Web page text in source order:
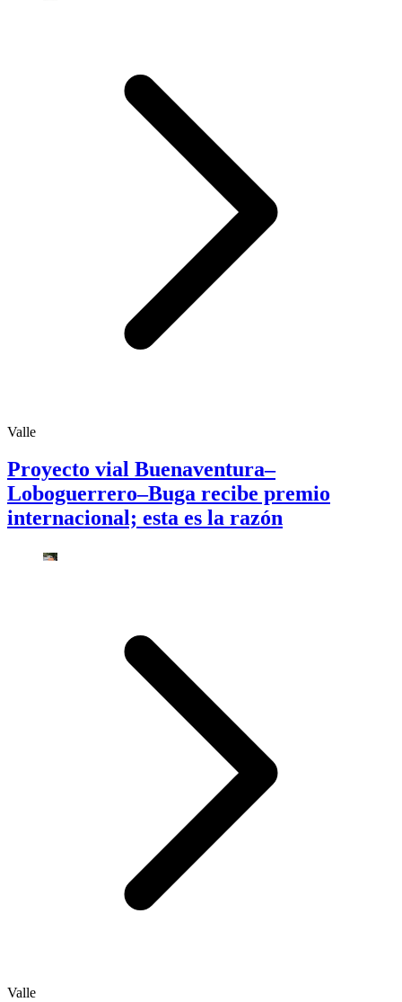
Valle
Proyecto vial Buenaventura–
Loboguerrero–Buga recibe premio
internacional; esta es la razón
Valle